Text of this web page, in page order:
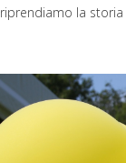
riprendiamo la storia